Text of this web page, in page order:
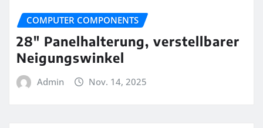
COMPUTER COMPONENTS
28″ Panelhalterung, verstellbarer
Neigungswinkel
Admin Nov. 14, 2025